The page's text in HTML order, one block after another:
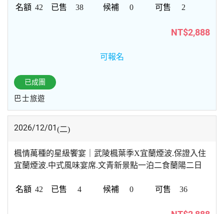
42 38 0 2
NT$2,888
可報名
已成團
巴士旅遊
2026/12/01(二)
楓情萬種的星級饗宴｜武陵楓葉季X宜蘭煙波.保證入住
宜蘭煙波.中式風味宴席.文青新景點一泊二食蘭陽二日
42 4 0 36